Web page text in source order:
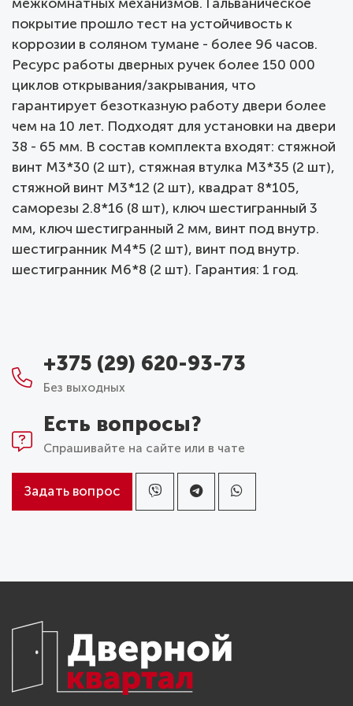
межкомнатных механизмов. Гальваническое
покрытие прошло тест на устойчивость к
коррозии в соляном тумане - более 96 часов.
Ресурс работы дверных ручек более 150 000
циклов открывания/закрывания, что
гарантирует безотказную работу двери более
чем на 10 лет. Подходят для установки на двери
38 - 65 мм. В состав комплекта входят: стяжной
винт М3*30 (2 шт), стяжная втулка М3*35 (2 шт),
стяжной винт М3*12 (2 шт), квадрат 8*105,
саморезы 2.8*16 (8 шт), ключ шестигранный 3
мм, ключ шестигранный 2 мм, винт под внутр.
шестигранник М4*5 (2 шт), винт под внутр.
шестигранник М6*8 (2 шт). Гарантия: 1 год.
+375 (29) 620-93-73
Без выходных
Есть вопросы?
Спрашивайте на сайте или в чате
Задать вопрос